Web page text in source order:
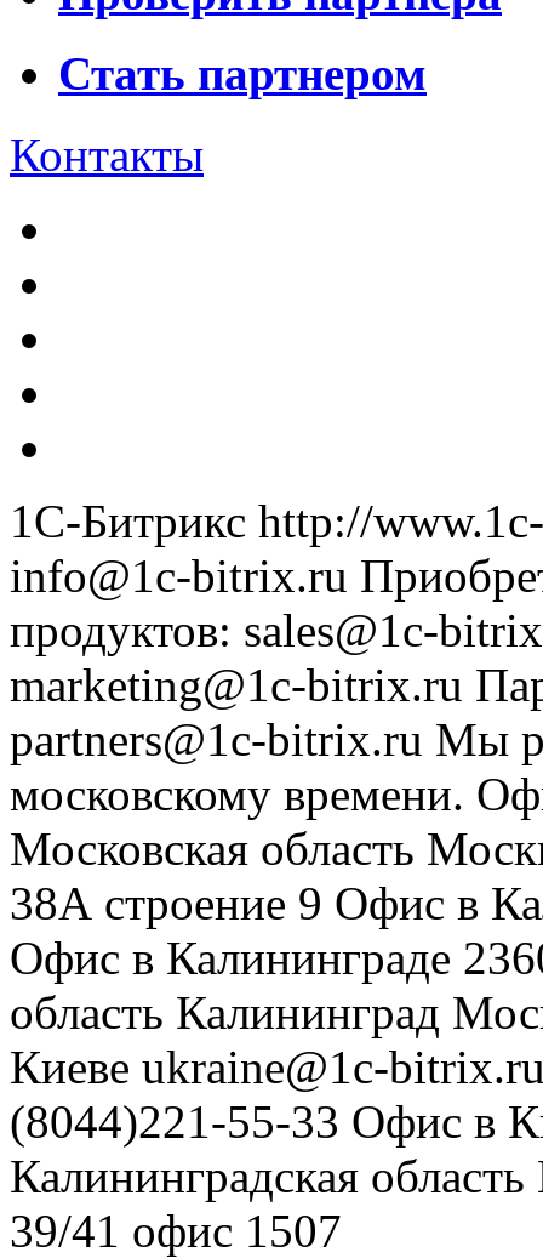
Стать партнером
Контакты
1С-Битрикс http://
info@1c-bitrix.ru
продуктов: sales@1c-
marketing@1c-bitrix.ru
partners@1c-bitrix.ru Мы
московскому времени.
Московская область
38А строение 9 Офис в
Офис в Калининграде
область Калининград
Киеве ukraine@1c-
(8044)221-55-33 Офис в
Калининградская область
39/41 офис 1507